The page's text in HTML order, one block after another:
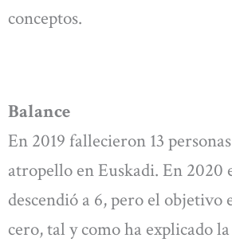
conceptos.
Balance
En 2019 fallecieron 13
atropello en Euskadi. En 2020
descendió a 6, pero el objetivo
cero, tal y como ha explicado